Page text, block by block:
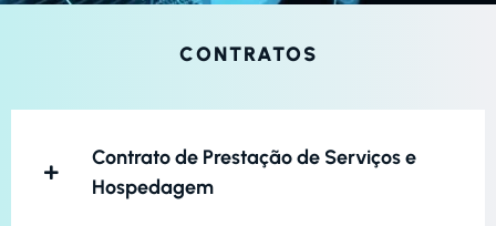
CONTRATOS
Contrato de Prestação de Serviços e
Hospedagem